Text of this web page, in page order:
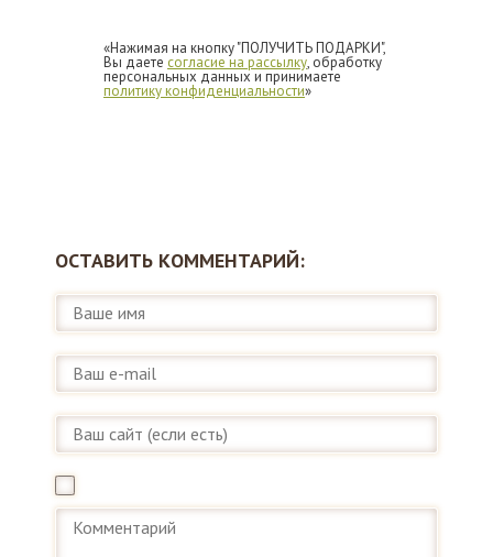
«Нажимая на кнопку "ПОЛУЧИТЬ ПОДАРКИ",
Вы даете согласие на рассылку, обработку
персональных данных и принимаете
политику конфиденциальности»
ОСТАВИТЬ КОММЕНТАРИЙ: